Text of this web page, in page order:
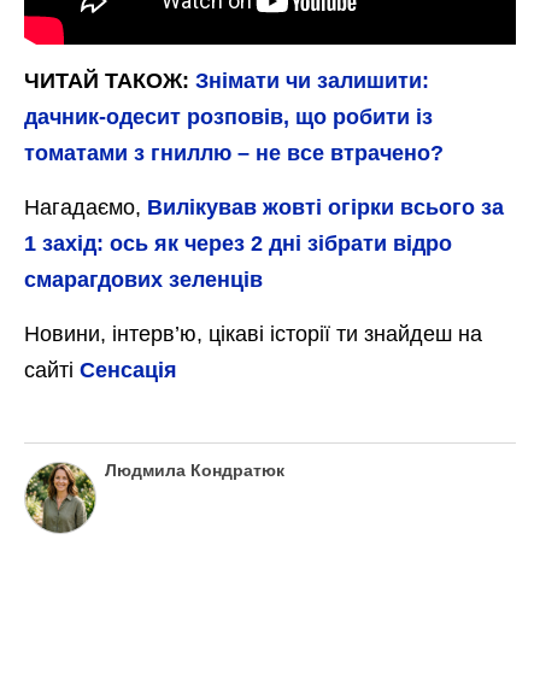
ЧИТАЙ ТАКОЖ: Знімати чи залишити:
дачник-одесит розповів, що робити із
томатами з гниллю – не все втрачено?
Нагадаємо, Вилікував жовті огірки всього за
1 захід: ось як через 2 дні зібрати відро
смарагдових зеленців
Новини, інтерв’ю, цікаві історії ти знайдеш на
сайті Сенсація
Людмила Кондратюк